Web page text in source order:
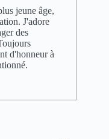
jeune âge,
J'adore
des
d'honneur à